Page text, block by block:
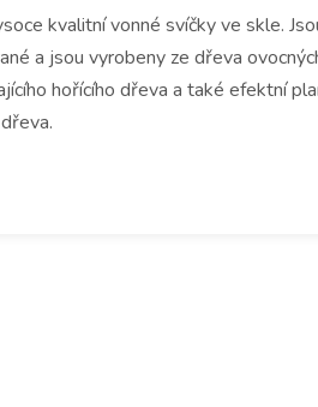
kvalitní vonné svíčky ve skle.
a jsou vyrobeny ze dřeva
hořícího dřeva a také efektní